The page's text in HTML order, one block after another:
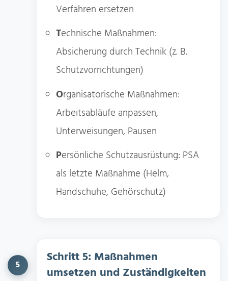
Verfahren ersetzen
Technische Maßnahmen:
Absicherung durch Technik (z. B.
Schutzvorrichtungen)
Organisatorische Maßnahmen:
Arbeitsabläufe anpassen,
Unterweisungen, Pausen
Persönliche Schutzausrüstung: PSA
als letzte Maßnahme (Helm,
Handschuhe, Gehörschutz)
5
Schritt 5: Maßnahmen
umsetzen und Zuständigkeiten